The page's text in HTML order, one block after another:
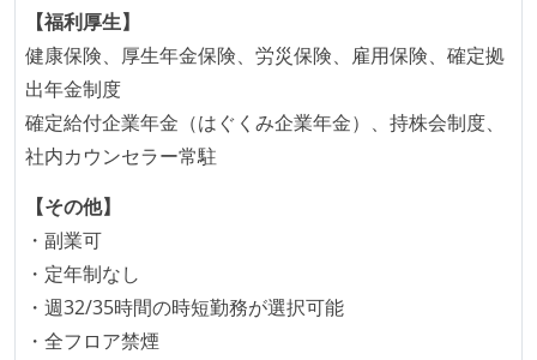
「リファクタリングは随時行われるべき」という価値
観をメンバー全員が共有しており、日常的に実施して
いる
何らかのコーディング規約をチーム全体で遵守するよ
うにしている
が実行される環境が構築されている
コード品質評価ツールを導入して、メンバーが常に確
認できるようにしている
テストの実施度
【福利厚生】
健康保険、厚生年金保険、労災保険、雇用保険、確定拠
出年金制度
確定給付企業年金（はぐくみ企業年金）、持株会制度、
社内カウンセラー常駐
【その他】
・副業可
・定年制なし
・週32/35時間の時短勤務が選択可能
・全フロア禁煙